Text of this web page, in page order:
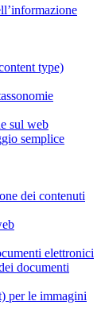
type)
sul web
semplice
dei contenuti
elettronici
documenti
per le immagini